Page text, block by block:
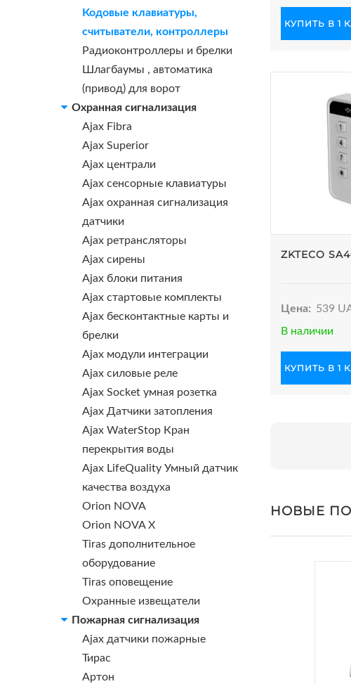
Кодовые клавиатуры,
считыватели, контроллеры
Радиоконтроллеры и брелки
Шлагбаумы , автоматика
(привод) для ворот
Охранная сигнализация
Ajax Fibra
Ajax Superior
Ajax централи
Ajax сенсорные клавиатуры
Ajax охранная сигнализация
датчики
Ajax ретрансляторы
Ajax сирены
Ajax блоки питания
Ajax стартовые комплекты
Ajax бесконтактные карты и
брелки
Ajax модули интеграции
Ajax силовые реле
Ajax Socket умная розетка
Ajax Датчики затопления
Ajax WaterStop Кран
перекрытия воды
Ajax LifeQuality Умный датчик
качества воздуха
Orion NOVA
Orion NOVA X
Tiras дополнительное
оборудование
Tiras оповещение
Охранные извещатели
Пожарная сигнализация
Ajax датчики пожарные
Тирас
Артон
КУПИТЬ В 1
ZKTECO
Цена: 539
В наличии
КУПИТЬ В 1
НОВЫЕ